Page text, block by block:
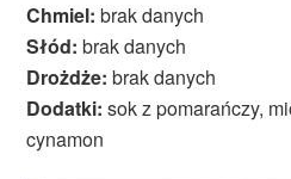
Chmiel: brak danych
Słód: brak danych
Drożdże: brak danych
Dodatki: sok z pomarańczy,
cynamon